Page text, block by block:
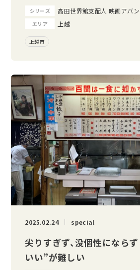
シリーズ 高田世界館支配人 映画アバ
エリア 上越
上越市
2025.02.24 special
尖りすぎず、没個性になら
いい”が難しい